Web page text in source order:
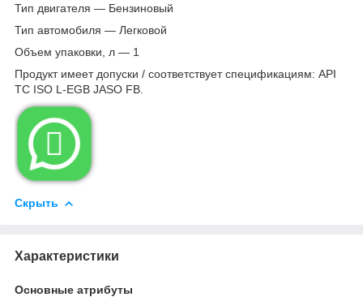
Тип двигателя — Бензиновый
Тип автомобиля — Легковой
Объем упаковки, л — 1
Продукт имеет допуски / соответствует спецификациям: API
TC ISO L-EGB JASO FB.

Скрыть
Характеристики
Основные атрибуты